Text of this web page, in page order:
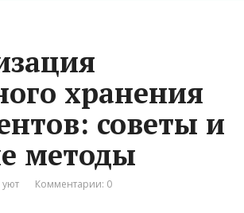
хранения
советы и
методы
Комментарии: 0